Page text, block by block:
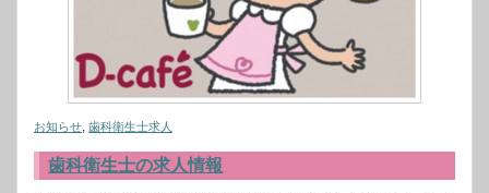
お知らせ 歯科衛生士求人
歯科衛生士の求人情報